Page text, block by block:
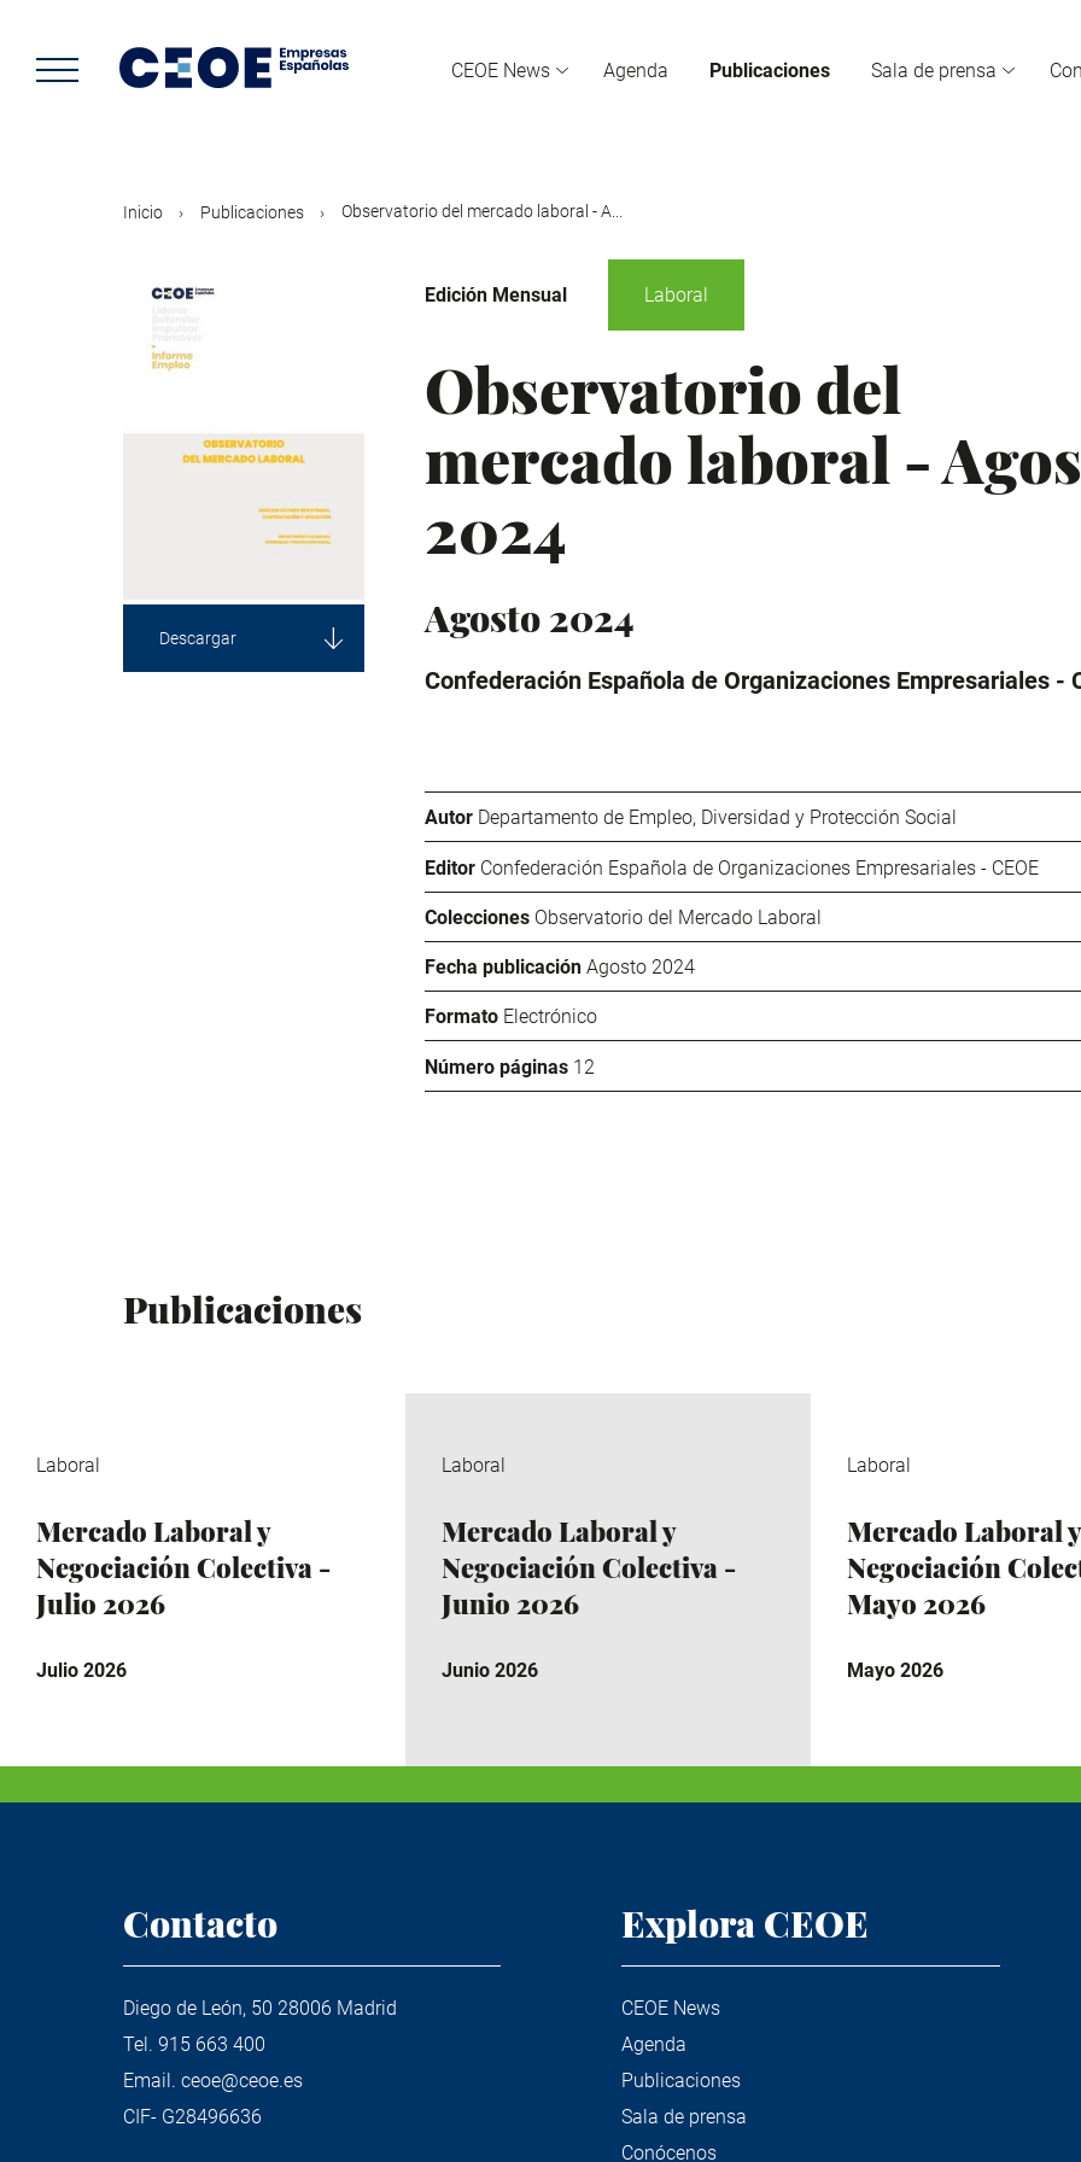
contenido
principal
CEOE News Agenda Publicaciones Sala de prensa
Inicio Publicaciones Observatorio del mercado laboral - A...
Descargar
Edición Mensual Laboral
Observatorio del
mercado laboral -
2024
Agosto 2024
Confederación Española de Organizaciones Empresariales -
Autor Departamento de Empleo, Diversidad y Protección Social
Editor Confederación Española de Organizaciones Empresariales - CEOE
Colecciones Observatorio del Mercado Laboral
Fecha publicación Agosto 2024
Formato Electrónico
Número páginas 12
Publicaciones
Laboral
Mercado Laboral y
Negociación Colectiva -
Julio 2026
Julio 2026
Laboral
Mercado Laboral y
Negociación Colectiva -
Junio 2026
Junio 2026
Laboral
Mercado Laboral y
Negociación
Mayo 2026
Mayo 2026
Contacto
Diego de León, 50 28006 Madrid
Tel. 915 663 400
Email. ceoe@ceoe.es
CIF- G28496636
Explora CEOE
CEOE News
Agenda
Publicaciones
Sala de prensa
Conócenos